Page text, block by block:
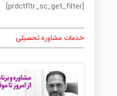
[prdctfltr_sc_get_filter]
خدمات مشاوره تحصیلی